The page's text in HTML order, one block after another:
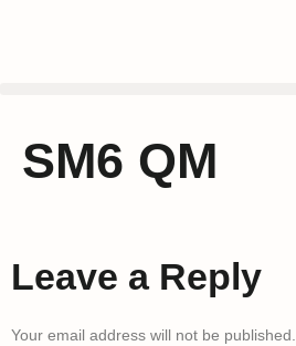
SM6 QM
Leave a Reply
Your email address will not be published.